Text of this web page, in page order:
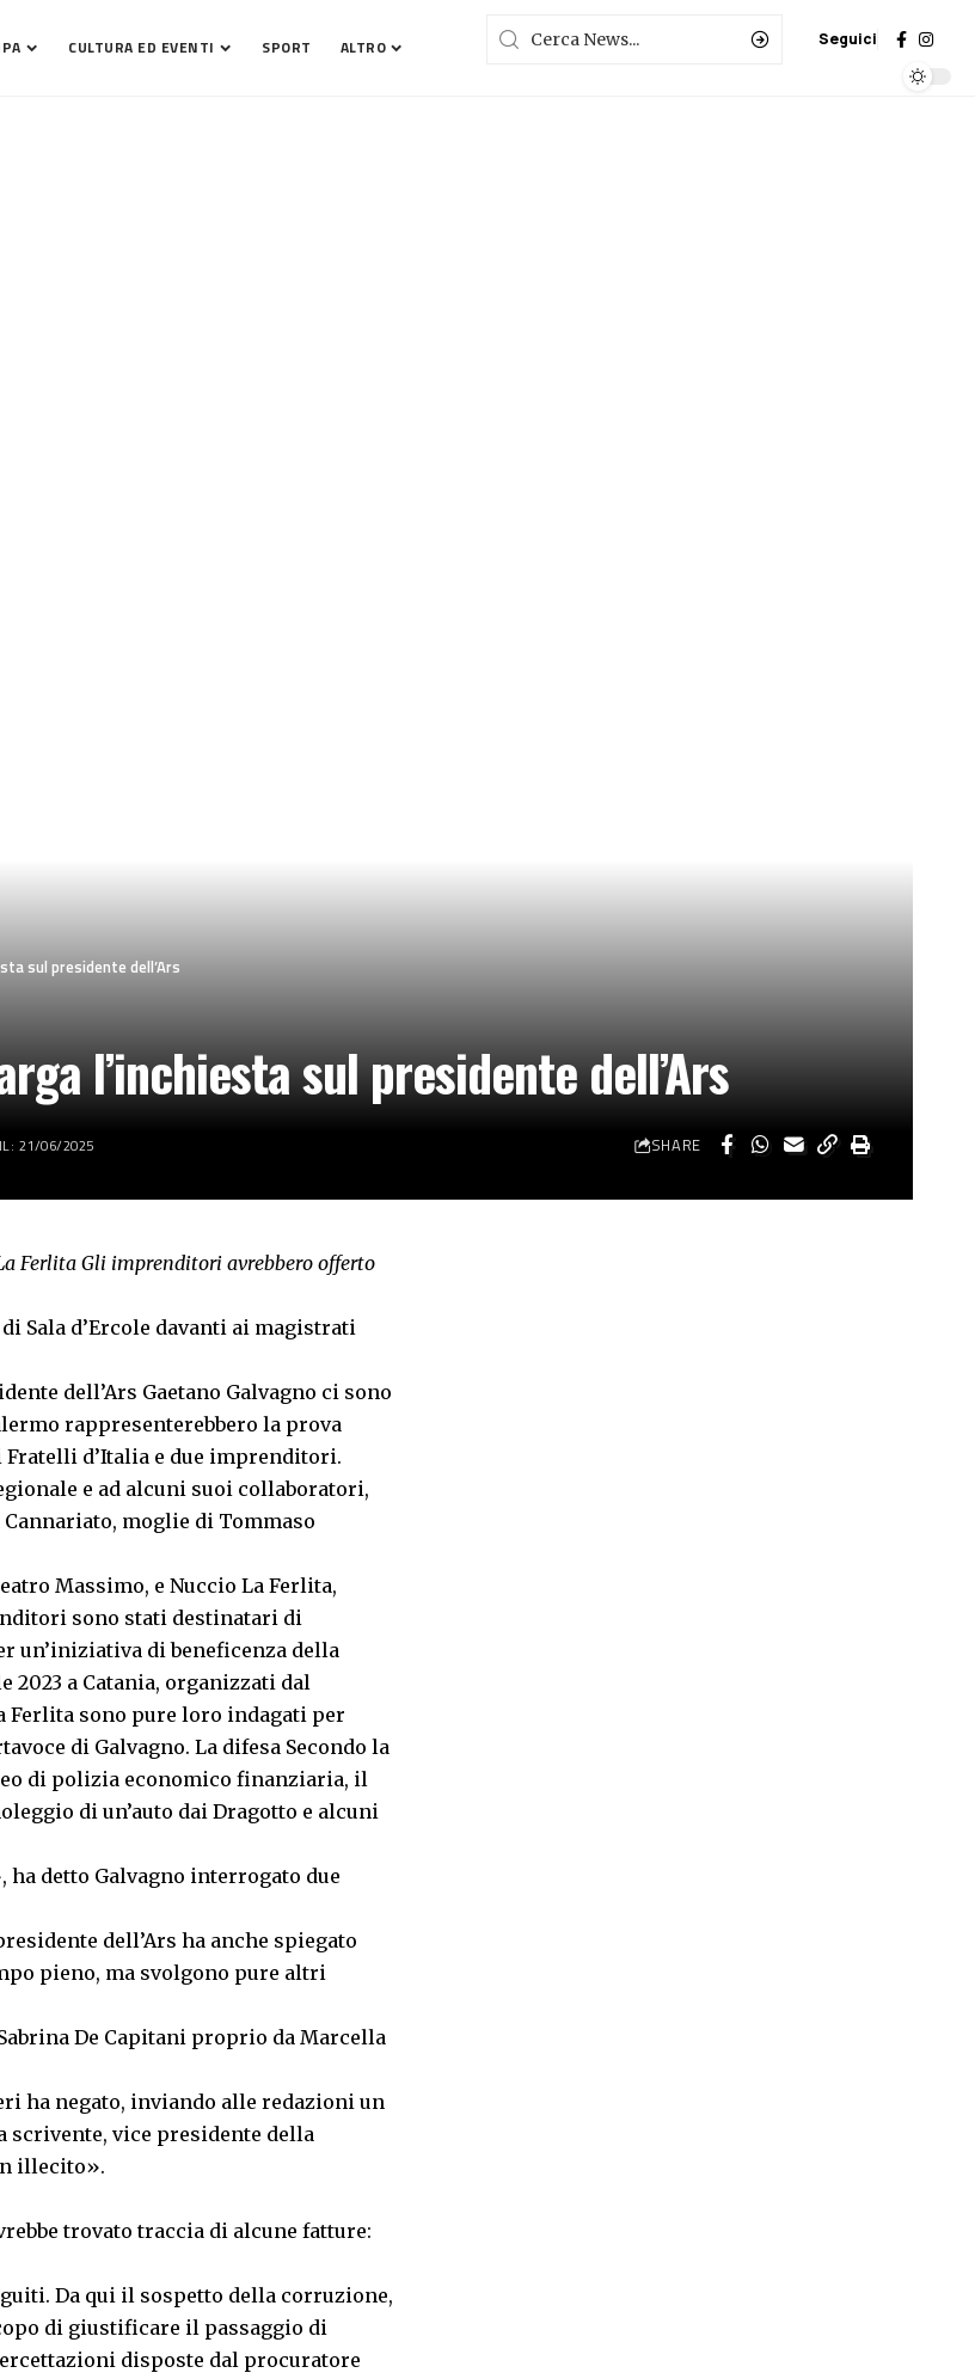
CULTURA ED EVENTI SPORT ALTRO Seguici
sul presidente dell’Ars
l’inchiesta sul presidente dell’Ars
21/06/2025 SHARE
Ferlita Gli imprenditori avrebbero offerto
Sala d’Ercole davanti ai magistrati
dell’Ars Gaetano Galvagno ci sono
rappresenterebbero la prova
d’Italia e due imprenditori.
e ad alcuni suoi collaboratori,
moglie di Tommaso
Massimo, e Nuccio La Ferlita,
sono stati destinatari di
un’iniziativa di beneficenza della
2023 a Catania, organizzati dal
Ferlita sono pure loro indagati per
di Galvagno. La difesa Secondo la
di polizia economico finanziaria, il
di un’auto dai Dragotto e alcuni
detto Galvagno interrogato due
dell’Ars ha anche spiegato
pieno, ma svolgono pure altri
De Capitani proprio da Marcella
ha negato, inviando alle redazioni un
scrivente, vice presidente della
illecito».
trovato traccia di alcune fatture:
Da qui il sospetto della corruzione,
di giustificare il passaggio di
disposte dal procuratore